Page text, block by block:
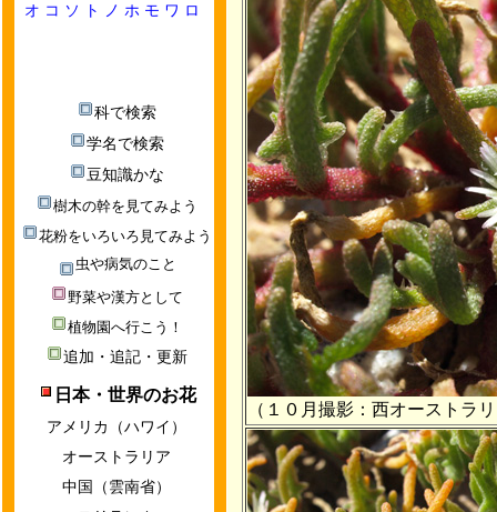
オ コ ソ ト ノ ホ モ ワ ロ
科で検索
学名で検索
豆知識かな
樹木の幹を見てみよう
花粉をいろいろ見てみよう
虫や病気のこと
野菜や漢方として
植物園へ行こう！
追加・追記・更新
日本・世界のお花
アメリカ（ハワイ）
オーストラリア
中国（雲南省）
（１０月撮影：西オーストラ